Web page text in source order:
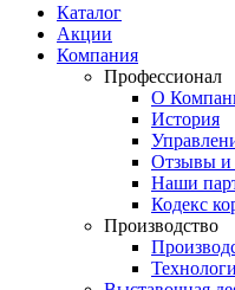
Каталог
Акции
Компания
Профессионал
О
История
Отзывы и
Наши
Кодекс
Производство